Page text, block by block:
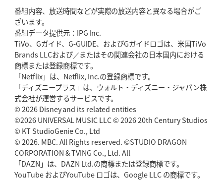
番組内容、放送時間などが実際の放送内容と異なる場合がご
ざいます。
番組データ提供元：IPG Inc.
TiVo、Gガイド、G-GUIDE、およびGガイドロゴは、米国TiVo
Brands LLCおよび／またはその関連会社の日本国内における
商標または登録商標です。
「Netflix」は、Netflix, Inc.の登録商標です。
「ディズニープラス」は、ウォルト・ディズニー・ジャパン株
式会社が運営するサービスです。
© 2026 Disney and its related entities
©2026 UNIVERSAL MUSIC LLC © 2026 20th Century Studios
© KT StudioGenie Co., Ltd
© 2026. MBC. All Rights reserved. ©STUDIO DRAGON
CORPORATION & TVING Co., Ltd. All
「DAZN」は、DAZN Ltd.の商標または登録商標です。
YouTube およびYouTube ロゴは、Google LLC の商標です。